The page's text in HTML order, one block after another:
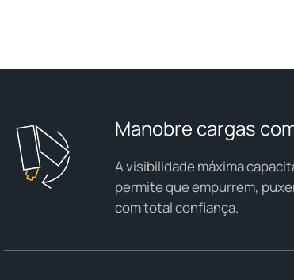
Manobre cargas
A visibilidade máxima
permite que empurrem,
com total confiança.